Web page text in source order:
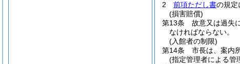
2
前項ただし書の規定
(損害賠償)
第13条
故意又は過失
なければならない。
(入館者の制限)
第14条
市長は、案内
(指定管理者による管